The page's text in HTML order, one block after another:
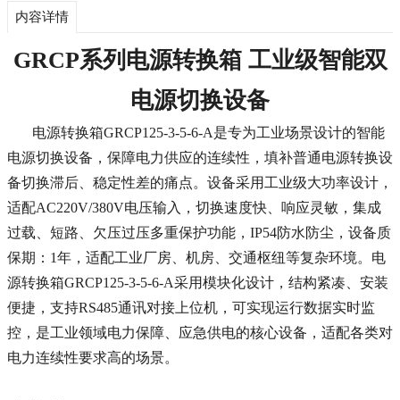
内容详情
GRCP系列电源转换箱 工业级智能双
电源切换设备
电源转换箱GRCP125-3-5-6-A是专为工业场景设计的智能
电源切换设备，保障电力供应的连续性，填补普通电源转换设
备切换滞后、稳定性差的痛点。设备采用工业级大功率设计，
适配AC220V/380V电压输入，切换速度快、响应灵敏，集成
过载、短路、欠压过压多重保护功能，IP54防水防尘，设备质
保期：1年，适配工业厂房、机房、交通枢纽等复杂环境。电
源转换箱GRCP125-3-5-6-A采用模块化设计，结构紧凑、安装
便捷，支持RS485通讯对接上位机，可实现运行数据实时监
控，是工业领域电力保障、应急供电的核心设备，适配各类对
电力连续性要求高的场景。